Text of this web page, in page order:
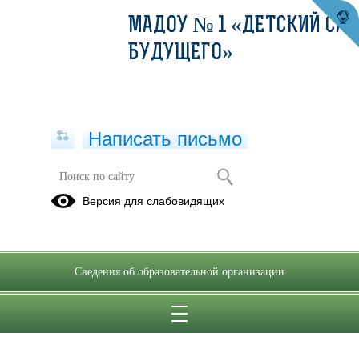
МАДОУ № 1 «ДЕТСКИЙ САД
БУДУЩЕГО»
Написать письмо
Версия для слабовидящих
Сведения об образовательной организации